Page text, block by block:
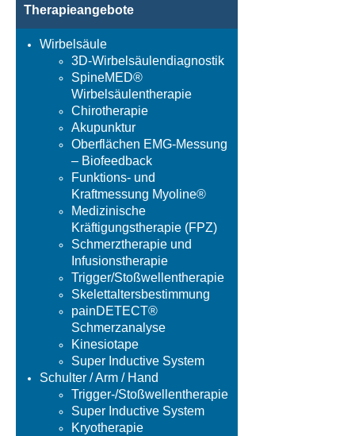
Therapieangebote
Wirbelsäule
3D-Wirbelsäulendiagnostik
SpineMED®
Wirbelsäulentherapie
Chirotherapie
Akupunktur
Oberflächen EMG-Messung
– Biofeedback
Funktions- und
Kraftmessung Myoline®
Medizinische
Kräftigungstherapie (FPZ)
Schmerztherapie und
Infusionstherapie
Trigger/Stoßwellentherapie
Skelettaltersbestimmung
painDETECT®
Schmerzanalyse
Kinesiotape
Super Inductive System
Schulter / Arm / Hand
Trigger-/Stoßwellentherapie
Super Inductive System
Kryotherapie